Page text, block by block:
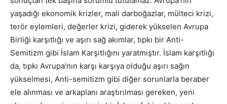
yaşadığı ekonomik krizler, mali darboğazlar, mülteci krizi,
terör eylemleri, değerler krizi, giderek yükselen Avrupa
Birliği karşıtlığı ve aşırı sağ akımlar, tıpkı bir Anti-
Semitizm gibi İslam Karşıtlığını yaratmıştır. İslam karşıtlığı
da, tıpkı Avrupa’nın karşı karşıya olduğu aşırı sağın
yükselmesi, Anti-semitizm gibi diğer sorunlarla beraber
ele alınması ve arkaplanı araştırılması gereken, yeni